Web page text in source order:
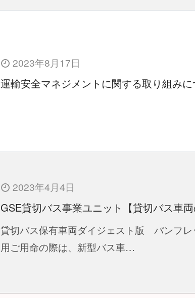
2023年8月17日
運輸安全マネジメントに関する取り組み
2023年4月4日
GSE貸切バス事業ユニット【貸切バス車
貸切バス保有車両ダイジェスト版 パンフ
用ご用命の際は、新型バス車…